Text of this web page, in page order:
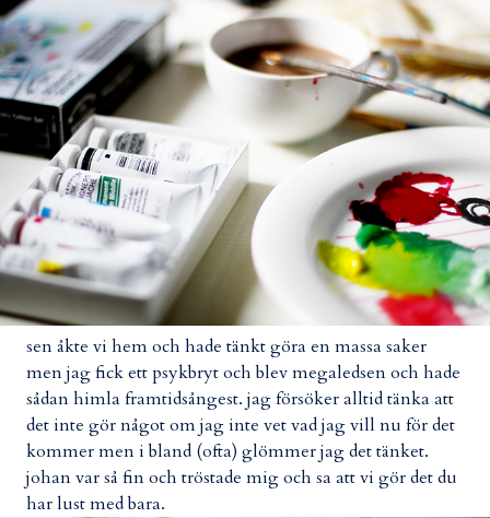
sen åkte vi hem och hade tänkt göra en massa saker
men jag fick ett psykbryt och blev megaledsen och hade
sådan himla framtidsångest. jag försöker alltid tänka att
det inte gör något om jag inte vet vad jag vill nu för det
kommer men i bland (ofta) glömmer jag det tänket.
johan var så fin och tröstade mig och sa att vi gör det du
har lust med bara.